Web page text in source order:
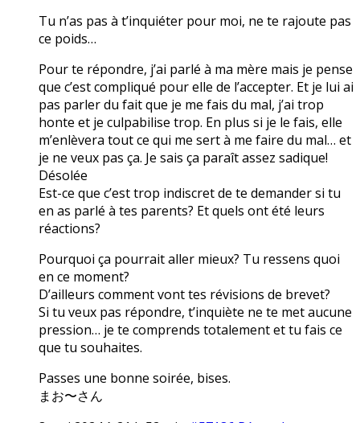
Tu n’as pas à t’inquiéter pour moi, ne te rajoute pas
ce poids…
Pour te répondre, j’ai parlé à ma mère mais je pense
que c’est compliqué pour elle de l’accepter. Et je lui ai
pas parler du fait que je me fais du mal, j’ai trop
honte et je culpabilise trop. En plus si je le fais, elle
m’enlèvera tout ce qui me sert à me faire du mal… et
je ne veux pas ça. Je sais ça paraît assez sadique!
Désolée
Est-ce que c’est trop indiscret de te demander si tu
en as parlé à tes parents? Et quels ont été leurs
réactions?
Pourquoi ça pourrait aller mieux? Tu ressens quoi
en ce moment?
D’ailleurs comment vont tes révisions de brevet?
Si tu veux pas répondre, t’inquiète ne te met aucune
pression… je te comprends totalement et tu fais ce
que tu souhaites.
Passes une bonne soirée, bises.
まお〜さん